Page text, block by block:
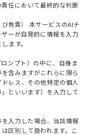
任において最終的な判断
免責） 本サービスのAIチ
ーが自発的に情報を入力
ます。
ンプト）の中に、自身ま
含みますがこれらに限ら
レス、その他特定の個人
といいます）を入力して
入力した場合、当該情報
区別して扱われます。こ